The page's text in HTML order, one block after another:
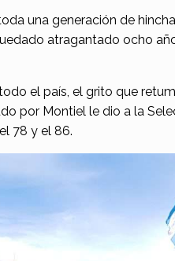
una generación de
atragantado ocho
el país, el grito que
por Montiel le dio a la
78 y el 86.